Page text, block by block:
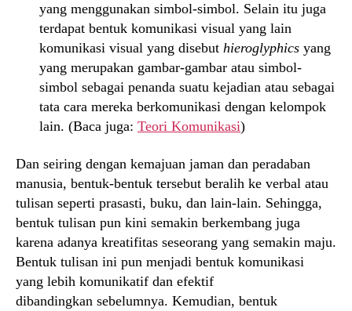
yang menggunakan simbol-simbol. Selain itu juga
terdapat bentuk komunikasi visual yang lain
komunikasi visual yang disebut hieroglyphics yang
yang merupakan gambar-gambar atau simbol-
simbol sebagai penanda suatu kejadian atau sebagai
tata cara mereka berkomunikasi dengan kelompok
lain. (Baca juga: Teori Komunikasi)
Dan seiring dengan kemajuan jaman dan peradaban
manusia, bentuk-bentuk tersebut beralih ke verbal atau
tulisan seperti prasasti, buku, dan lain-lain. Sehingga,
bentuk tulisan pun kini semakin berkembang juga
karena adanya kreatifitas seseorang yang semakin maju.
Bentuk tulisan ini pun menjadi bentuk komunikasi
yang lebih komunikatif dan efektif
dibandingkan sebelumnya. Kemudian, bentuk